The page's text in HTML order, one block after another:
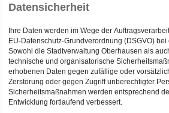
Datensicherheit
Ihre Daten werden im Wege der
EU-Datenschutz-Grundverordnung (DSGVO)
Sowohl die Stadtverwaltung Oberhausen als
technische und organisatorische
erhobenen Daten gegen zufällige oder
Zerstörung oder gegen Zugriff unberechtigter
Sicherheitsmaßnahmen werden entsprechend
Entwicklung fortlaufend verbessert.